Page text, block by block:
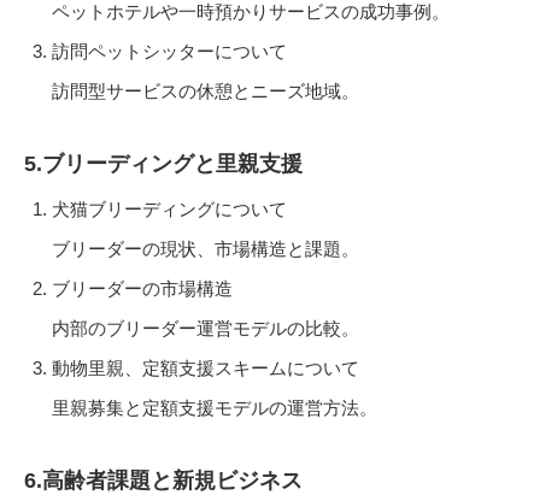
ペットホテルや一時預かりサービスの成功事例。
訪問ペットシッターについて
訪問型サービスの休憩とニーズ地域。
5.ブリーディングと里親支援
犬猫ブリーディングについて
ブリーダーの現状、市場構造と課題。
ブリーダーの市場構造
内部のブリーダー運営モデルの比較。
動物里親、定額支援スキームについて
里親募集と定額支援モデルの運営方法。
6.高齢者課題と新規ビジネス